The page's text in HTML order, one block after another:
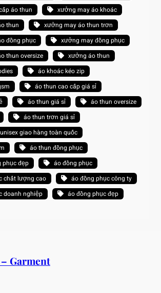
áo thun
xưởng may áo khoác
thun
xưởng may áo thun trơn
đồng phục
xưởng may đồng phục
thun oversize
xưởng áo thun
áo khoác kéo zip
áo thun cao cấp giá sỉ
áo thun giá sỉ
áo thun oversize
áo thun trơn giá sỉ
giao hàng toàn quốc
áo thun đồng phục
phục đẹp
áo đồng phục
chất lượng cao
áo đồng phục công ty
doanh nghiệp
áo đồng phục đẹp
Garment